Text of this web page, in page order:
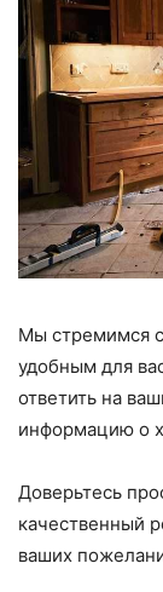
Мы стремимся
удобным для
ответить на
информацию о
Доверьтесь
качественный
ваших